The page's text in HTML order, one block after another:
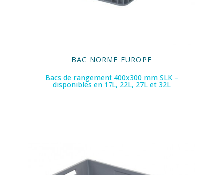
BAC NORME EUROPE
Bacs de rangement 400x300 mm SLK –
disponibles en 17L, 22L, 27L et 32L